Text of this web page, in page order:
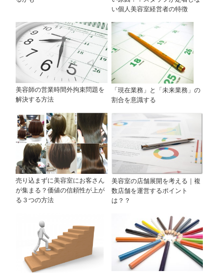
い個人美容室経営者の特徴
美容師の営業時間外拘束問題を
解決する方法
「現在業務」と「未来業務」の
割合を意識する
売り込まずに美容室にお客さん
が集まる？価値の信頼性が上が
る３つの方法
美容室の店舗展開を考える｜複
数店舗を運営するポイント
は？？